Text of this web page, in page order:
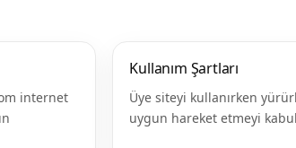
internet
Kullanım Şartları
Üye siteyi kullanırken
uygun hareket etmeyi